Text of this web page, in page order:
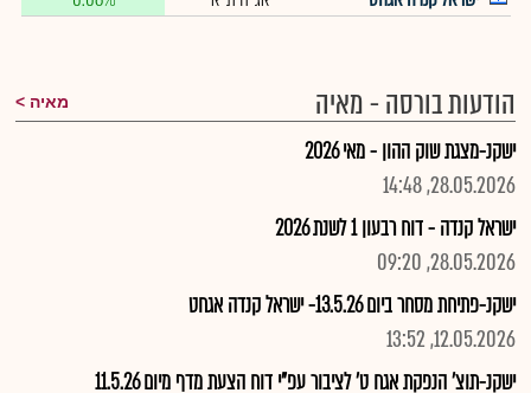
הודעות בורסה - מאיה מאיה
ישקנ-מצגת שוק ההון - מאי 2026
28.05.2026, 14:48
ישראל קנדה - דוח רבעון 1 לשנת 2026
28.05.2026, 09:20
ישקנ-פתיחת מסחר ביום 13.5.26- ישראל קנדה אגחט
12.05.2026, 13:52
ישקנ-תוצ' הנפקת אגח ט' לציבור עפ"י דוח הצעת מדף מיום 11.5.26